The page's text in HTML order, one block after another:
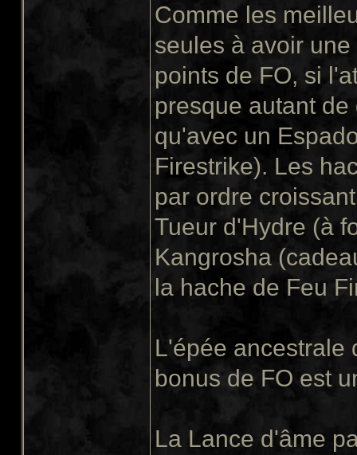
Comme les
seules à avoir
points de FO, si
presque autant
qu'avec un
Firestrike). Les
par ordre
Tueur d'Hydre (à
Kangrosha
la hache de Feu
L'épée ancestrale
bonus de FO est
La Lance d'âme